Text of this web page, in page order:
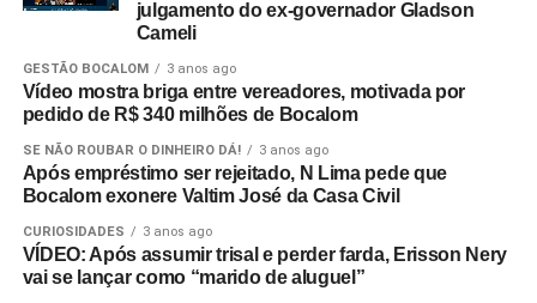
julgamento do ex-governador Gladson
Cameli
GESTÃO BOCALOM 3 anos ago
Vídeo mostra briga entre vereadores, motivada por
pedido de R$ 340 milhões de Bocalom
SE NÃO ROUBAR O DINHEIRO DÁ! 3 anos ago
Após empréstimo ser rejeitado, N Lima pede que
Bocalom exonere Valtim José da Casa Civil
CURIOSIDADES 3 anos ago
VÍDEO: Após assumir trisal e perder farda, Erisson Nery
vai se lançar como “marido de aluguel”